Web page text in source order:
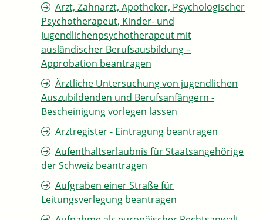
Arzt, Zahnarzt, Apotheker, Psychologischer
Psychotherapeut, Kinder- und
Jugendlichenpsychotherapeut mit
ausländischer Berufsausbildung –
Approbation beantragen
Ärztliche Untersuchung von jugendlichen
Auszubildenden und Berufsanfängern -
Bescheinigung vorlegen lassen
Arztregister - Eintragung beantragen
Aufenthaltserlaubnis für Staatsangehörige
der Schweiz beantragen
Aufgraben einer Straße für
Leitungsverlegung beantragen